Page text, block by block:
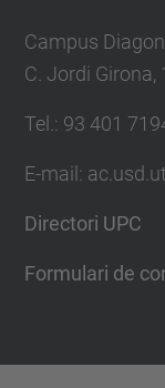
Campus
C. Jordi Girona,
Tel.: 93 401
E-mail:
Directori UPC
Formulari de